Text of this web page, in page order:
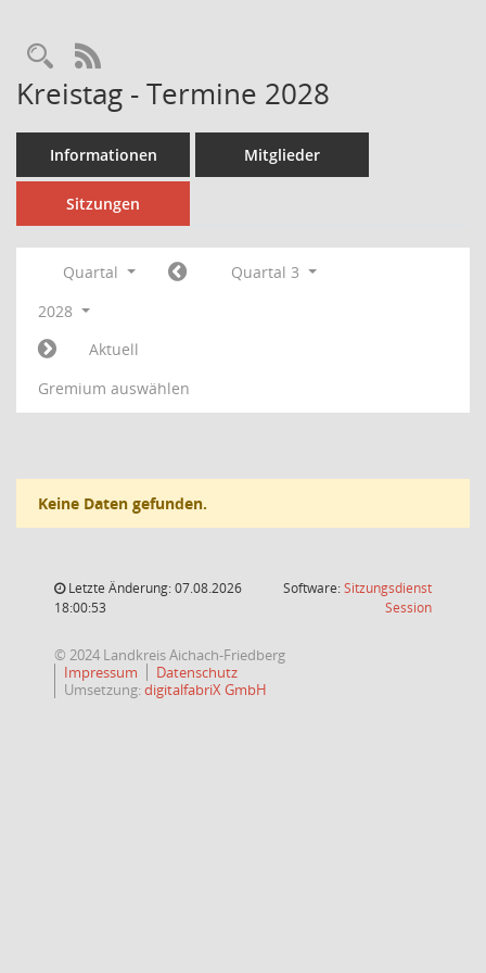
Rechercheauswahl
RSS-Feed
Kreistag - Termine 2028
Informationen Mitglieder
Sitzungen
Quartal
Quartal 3
2028
Aktuell
Gremium auswählen
Keine Daten gefunden.
Letzte Änderung: 07.08.2026
18:00:53
Software:Sitzungsdienst
Session(Wird in
© 2024 Landkreis Aichach-Friedberg
Impressum
Datenschutz
Umsetzung:digitalfabriX GmbH